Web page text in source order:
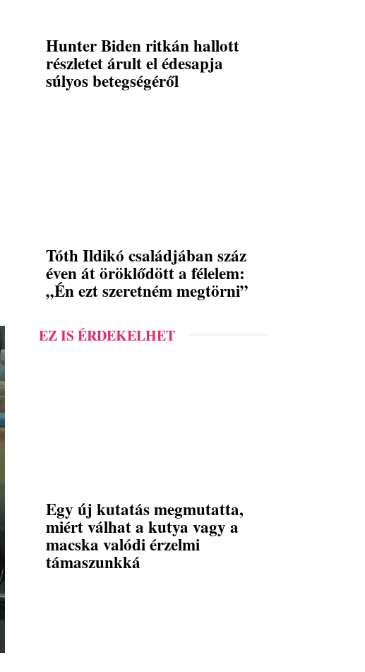
Hunter Biden ritkán hallott
részletet árult el édesapja
súlyos betegségéről
Tóth Ildikó családjában száz
éven át öröklődött a félelem:
„Én ezt szeretném megtörni”
EZ IS ÉRDEKELHET
Egy új kutatás megmutatta,
miért válhat a kutya vagy a
macska valódi érzelmi
támaszunkká